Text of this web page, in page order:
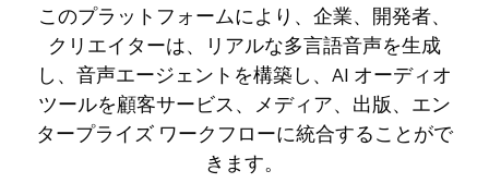
このプラットフォームにより、企業、開発者、
クリエイターは、リアルな多言語音声を生成
し、音声エージェントを構築し、AI オーディオ
ツールを顧客サービス、メディア、出版、エン
タープライズ ワークフローに統合することがで
きます。